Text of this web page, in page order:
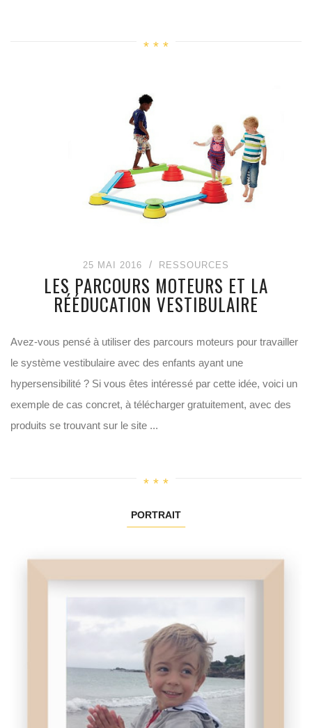
25 MAI 2016 RESSOURCES
LES PARCOURS MOTEURS ET LA
RÉÉDUCATION VESTIBULAIRE
Avez-vous pensé à utiliser des parcours moteurs pour travailler
le système vestibulaire avec des enfants ayant une
hypersensibilité ? Si vous êtes intéressé par cette idée, voici un
exemple de cas concret, à télécharger gratuitement, avec des
produits se trouvant sur le site ...
PORTRAIT